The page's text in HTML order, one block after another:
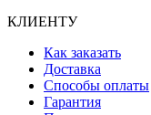
КЛИЕНТУ
Как заказать
Доставка
Способы оплаты
Гарантия